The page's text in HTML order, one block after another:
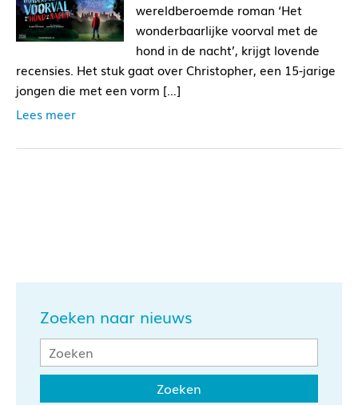
wereldberoemde roman ‘Het
wonderbaarlijke voorval met de
hond in de nacht’, krijgt lovende
recensies. Het stuk gaat over Christopher, een 15-jarige
jongen die met een vorm […]
Lees meer
Zoeken naar nieuws